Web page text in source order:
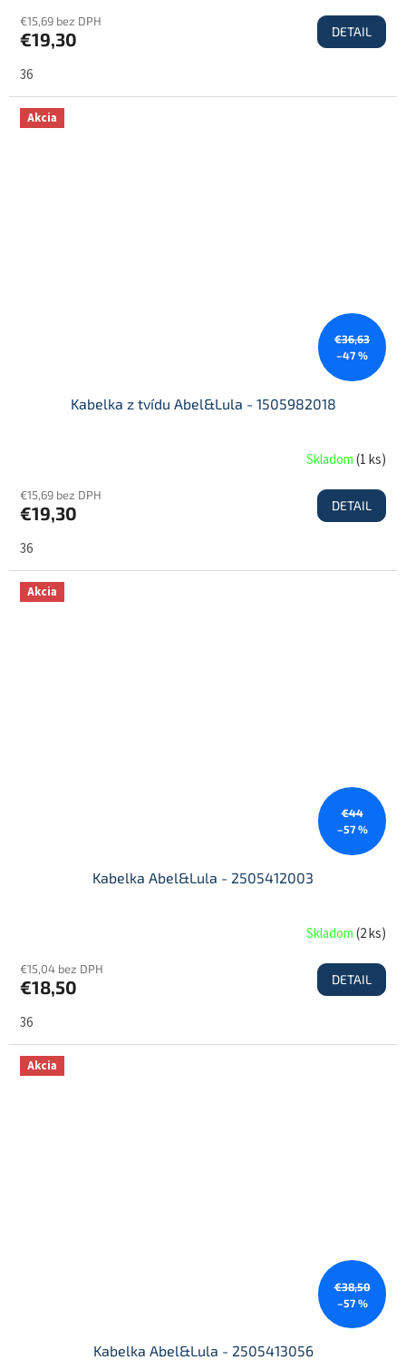
€15,69 bez DPH
€19,30 DETAIL
36
Akcia
€36,63
–47 %
Kabelka z tvídu Abel&Lula - 1505982018
Skladom(1 ks)
€15,69 bez DPH
€19,30 DETAIL
36
Akcia
€44
–57 %
Kabelka Abel&Lula - 2505412003
Skladom(2 ks)
€15,04 bez DPH
€18,50 DETAIL
36
Akcia
€38,50
–57 %
Kabelka Abel&Lula - 2505413056